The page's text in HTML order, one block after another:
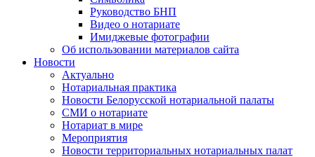
Руководство БНП
Видео о нотариате
Имиджевые фотографии
Об использовании материалов сайта
Новости
Актуально
Нотариальная практика
Новости Белорусской нотариальной палаты
СМИ о нотариате
Нотариат в мире
Мероприятия
Новости территориальных нотариальных палат